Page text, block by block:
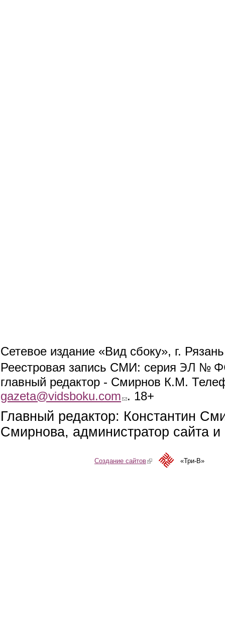
Сетевое издание «Вид сбоку», г.
Реестровая запись СМИ: серия ЭЛ №
главный редактор - Смирнов К.М.
gazeta@vidsboku.com (link sends e-mail)
. 18+
Главный редактор: Константин
Смирнова, администратор сайта
Создание сайтов(link is external)«Три-В»